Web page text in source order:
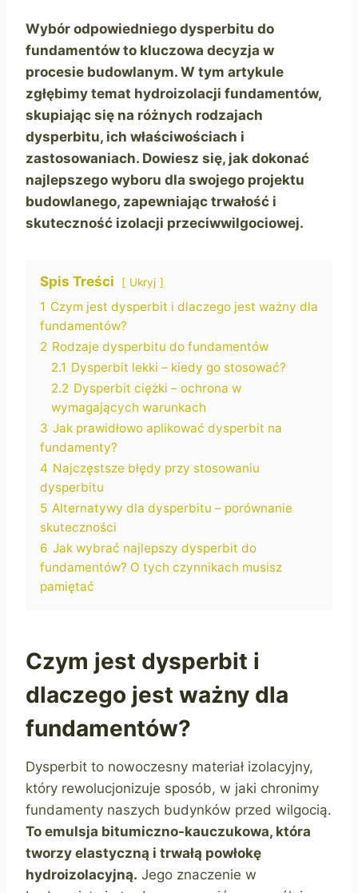
Wybór odpowiedniego dysperbitu do
fundamentów to kluczowa decyzja w
procesie budowlanym. W tym artykule
zgłębimy temat hydroizolacji fundamentów,
skupiając się na różnych rodzajach
dysperbitu, ich właściwościach i
zastosowaniach. Dowiesz się, jak dokonać
najlepszego wyboru dla swojego projektu
budowlanego, zapewniając trwałość i
skuteczność izolacji przeciwwilgociowej.
Spis Treści Ukryj
1 Czym jest dysperbit i dlaczego jest ważny dla
fundamentów?
2 Rodzaje dysperbitu do fundamentów
2.1 Dysperbit lekki – kiedy go stosować?
2.2 Dysperbit ciężki – ochrona w
wymagających warunkach
3 Jak prawidłowo aplikować dysperbit na
fundamenty?
4 Najczęstsze błędy przy stosowaniu
dysperbitu
5 Alternatywy dla dysperbitu – porównanie
skuteczności
6 Jak wybrać najlepszy dysperbit do
fundamentów? O tych czynnikach musisz
pamiętać
Czym jest dysperbit i
dlaczego jest ważny dla
fundamentów?
Dysperbit to nowoczesny materiał izolacyjny,
który rewolucjonizuje sposób, w jaki chronimy
fundamenty naszych budynków przed wilgocią.
To emulsja bitumiczno-kauczukowa, która
tworzy elastyczną i trwałą powłokę
hydroizolacyjną. Jego znaczenie w